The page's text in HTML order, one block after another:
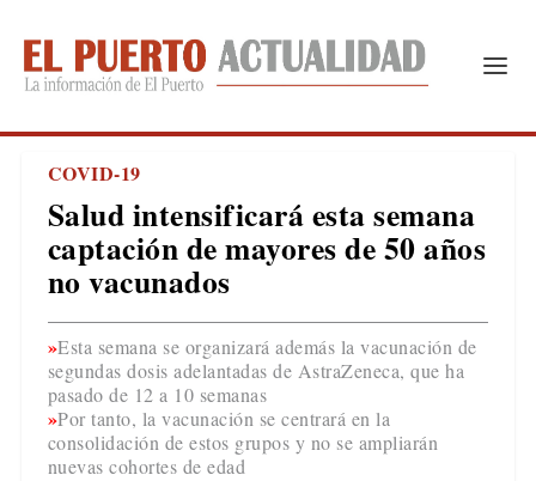
COVID-19
Salud intensificará esta semana
captación de mayores de 50 años
no vacunados
Esta semana se organizará además la vacunación de
segundas dosis adelantadas de AstraZeneca, que ha
pasado de 12 a 10 semanas
Por tanto, la vacunación se centrará en la
consolidación de estos grupos y no se ampliarán
nuevas cohortes de edad